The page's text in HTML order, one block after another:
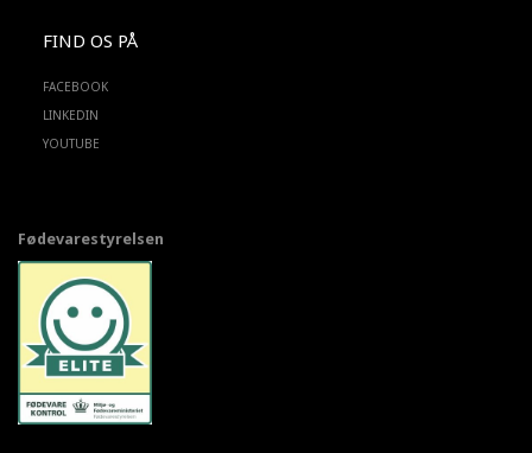
FIND OS PÅ
FACEBOOK
LINKEDIN
YOUTUBE
Fødevarestyrelsen